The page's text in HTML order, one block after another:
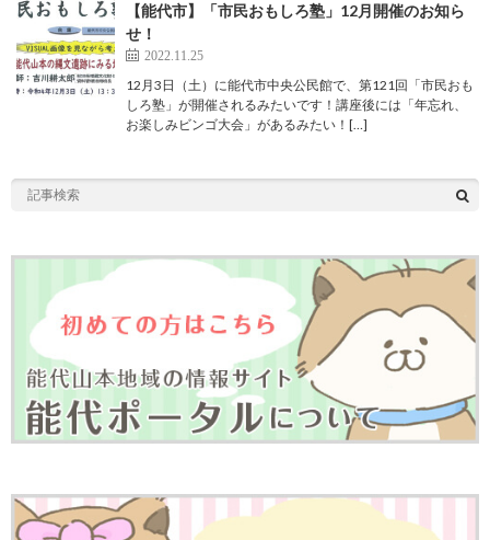
【能代市】「市民おもしろ塾」12月開催のお知ら
せ！
2022.11.25
12月3日（土）に能代市中央公民館で、第121回「市民おも
しろ塾」が開催されるみたいです！講座後には「年忘れ、
お楽しみビンゴ大会」があるみたい！[…]